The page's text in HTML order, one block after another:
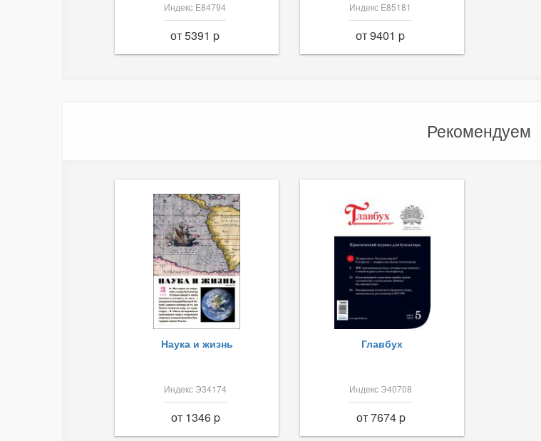
Индекс Е84794
от 5391 p
Индекс Е85181
от 9401 p
Рекомендуем
Наука и жизнь
Индекс Э34174
от 1346 p
Главбух
Индекс Э40708
от 7674 p